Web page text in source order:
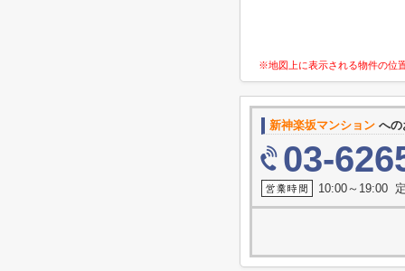
※地図上に表示される物件の位
新神楽坂マンション へ
03-
10:00～19:00